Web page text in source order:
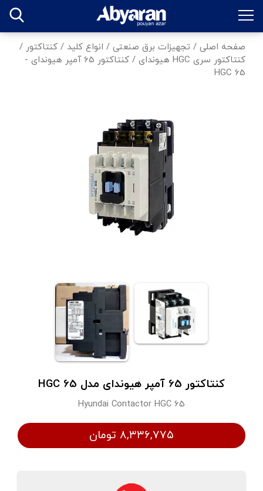
صفحه اصلی / تجهیزات برق صنعتی / انواع کلید / کنتاکتور /
کنتاکتور سری HGC هیوندای
/
کنتاکتور 65 آمپر هیوندای -
HGC 65
کنتاکتور 65 آمپر هیوندای مدل HGC 65
Hyundai Contactor HGC 65
۸,۳۳۶,۷۷۵ تومان